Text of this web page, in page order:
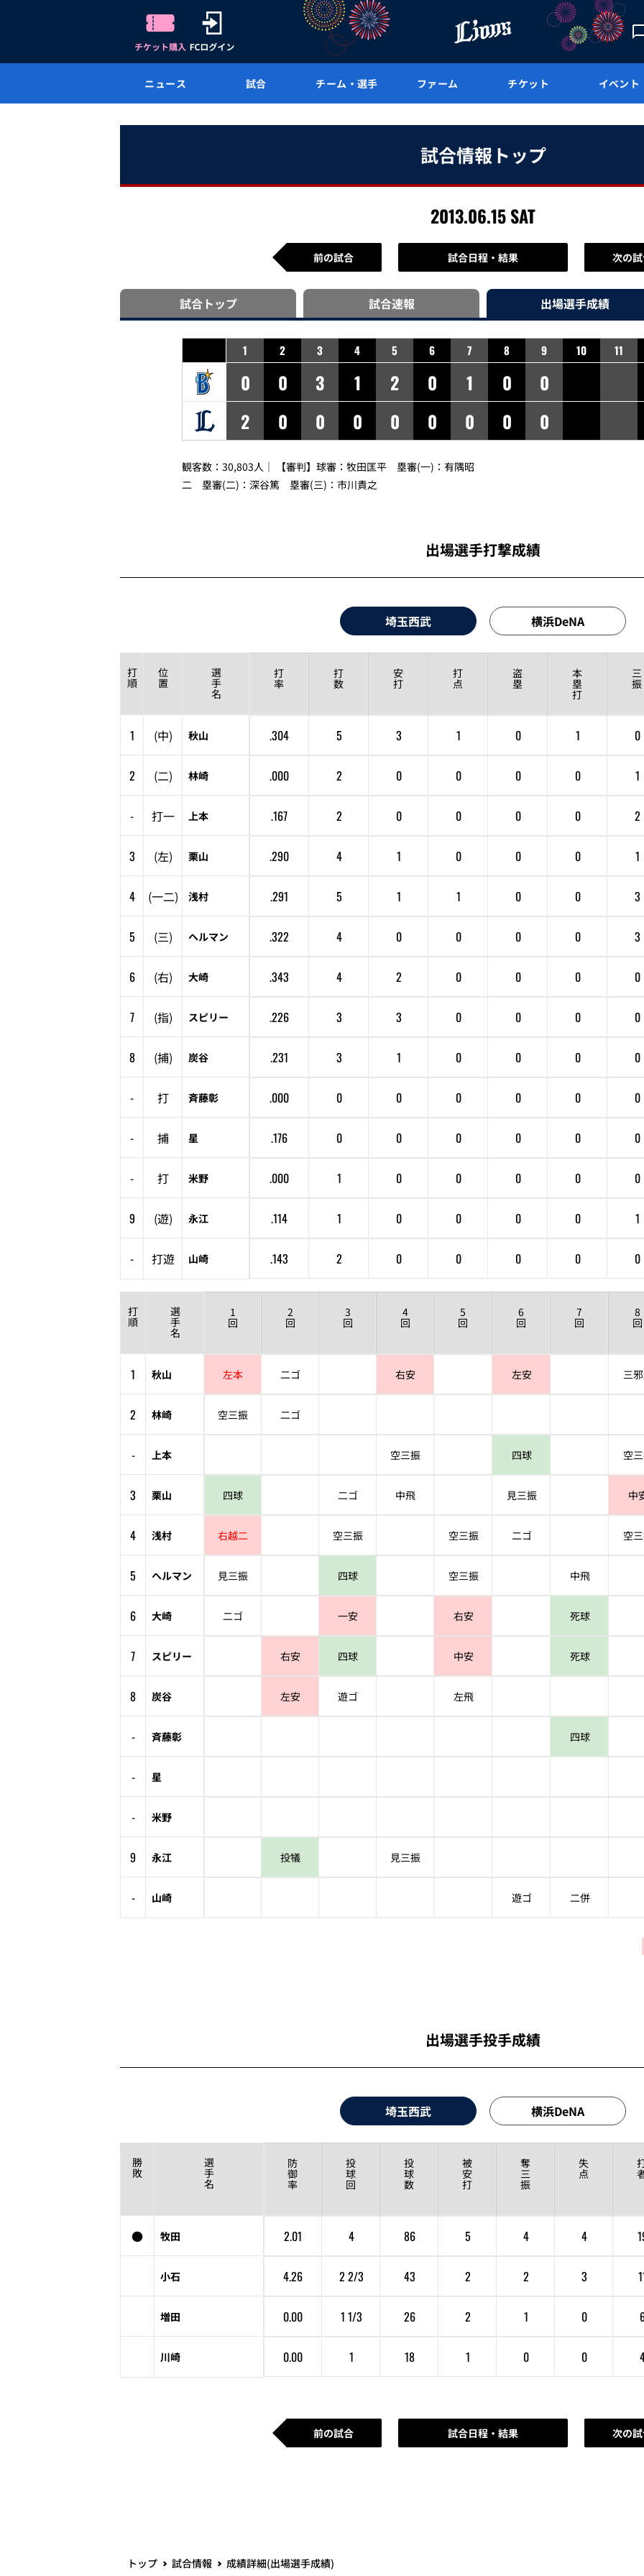
ニュース 試合 チーム・選手 ファーム チケット イベント
試合情報トップ
2013.06.15 SAT
前の試合 試合日程・結果 次の
試合トップ 試合速報 出場選手成績
1 2 3 4 5 6 7 8 9 10 11
0 0 3 1 2 0 1 0
0
2
0 0 0 0 0 0 0 0
観客数：30,803人｜ 【審判】球審： 牧田匡平 塁審(一)： 有隅昭
二 塁審(二)： 深谷篤 塁審(三)： 市川貴之
出場選手打撃成績
埼玉西武 横浜DeNA
打
順
位
置
選
手
名
打
率
打
数
安
打
打
点
盗
塁
本
塁
打
三
振
1 (中) 秋山 .304 5 3 1 0 1 0
2 (二) 林崎 .000 2 0 0 0 0 1
- 打一 上本 .167 2 0 0 0 0 2
3 (左) 栗山 .290 4 1 0 0 0 1
4 (一二) 浅村 .291 5 1 1 0 0 3
5 (三) ヘルマン .322 4 0 0 0 0 3
6 (右) 大崎 .343 4 2 0 0 0 0
7 (指) スピリー .226 3 3 0 0 0 0
8 (捕) 炭谷 .231 3 1 0 0 0 0
- 打 斉藤彰 .000 0 0 0 0 0 0
- 捕 星 .176 0 0 0 0 0 0
- 打 米野 .000 1 0 0 0 0 0
9 (遊) 永江 .114 1 0 0 0 0 1
- 打遊 山崎 .143 2 0 0 0 0 0
打
順
選
手
名
1
回
2
回
3
回
4
回
5
回
6
回
7
回
8
回
1 秋山 左本 二ゴ 右安 左安 三
2 林崎 空三振 二ゴ
- 上本 空三振 四球 空
3 栗山 四球 二ゴ 中飛 見三振 中
4 浅村 右越二 空三振 空三振 二ゴ 空
5 ヘルマン 見三振 四球 空三振 中飛
6 大崎 二ゴ 一安 右安 死球
7 スピリー 右安 四球 中安 死球
8 炭谷 左安 遊ゴ 左飛
- 斉藤彰 四球
- 星
- 米野
9 永江 投犠 見三振
- 山崎 遊ゴ 二併
出場選手投手成績
埼玉西武 横浜DeNA
勝
敗
選
手
名
防
御
率
投
球
回
投
球
数
被
安
打
奪
三
振
失
点
● 牧田 2.01 4 86 5 4 4
小石 4.26 2 2/3 43 2 2 3
増田 0.00 1 1/3 26 2 1 0
川崎 0.00 1 18 1 0 0
前の試合 試合日程・結果 次の
トップ 試合情報 成績詳細(出場選手成績)